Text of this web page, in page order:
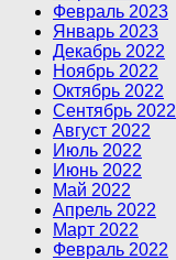
Февраль 2023
Январь 2023
Декабрь 2022
Ноябрь 2022
Октябрь 2022
Сентябрь 2022
Август 2022
Июль 2022
Июнь 2022
Май 2022
Апрель 2022
Март 2022
Февраль 2022